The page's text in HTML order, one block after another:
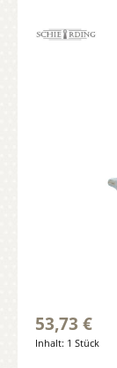
53,73 €
Inhalt: 1 Stück